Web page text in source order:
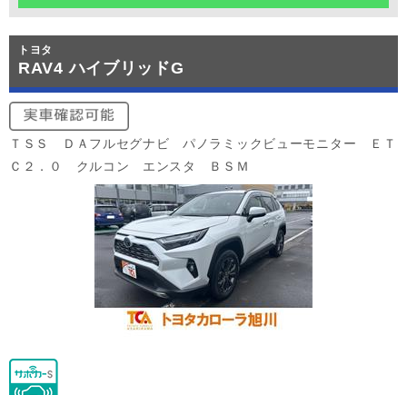
トヨタ
RAV4 ハイブリッドG
ＴＳＳ ＤＡフルセグナビ パノラミックビューモニター ＥＴ
Ｃ２．０ クルコン エンスタ ＢＳＭ